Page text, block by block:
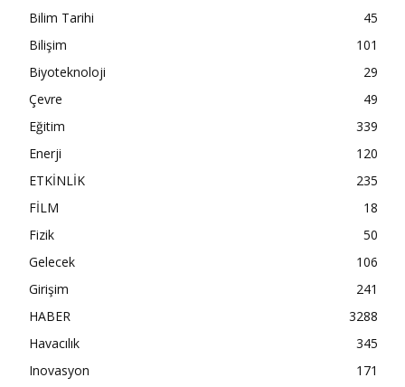
Bilim Tarihi
45
Bilişim
101
Biyoteknoloji
29
Çevre
49
Eğitim
339
Enerji
120
ETKİNLİK
235
FİLM
18
Fizik
50
Gelecek
106
Girişim
241
HABER
3288
Havacılık
345
Inovasyon
171